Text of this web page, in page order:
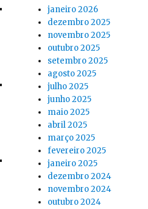
janeiro 2026
dezembro 2025
novembro 2025
outubro 2025
setembro 2025
agosto 2025
julho 2025
junho 2025
maio 2025
abril 2025
março 2025
fevereiro 2025
janeiro 2025
dezembro 2024
novembro 2024
outubro 2024